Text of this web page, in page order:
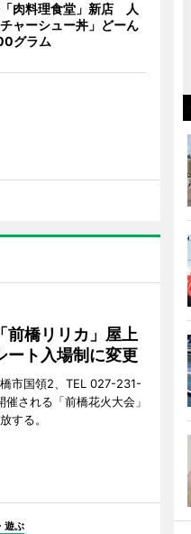
肉料理食堂」新店 人
ャーシュー丼」どーん
グラム
前橋リリカ」屋上
ト入場制に変更
橋市国領2、TEL 027-231-
される「前橋花火大会」
する。
遊ぶ